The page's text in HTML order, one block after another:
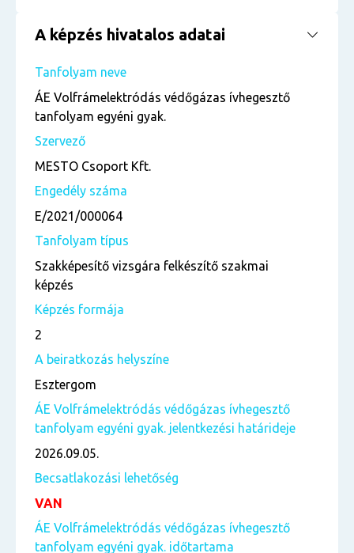
A képzés hivatalos adatai
Tanfolyam neve
ÁE Volfrámelektródás védőgázas ívhegesztő
tanfolyam egyéni gyak.
Szervező
MESTO Csoport Kft.
Engedély száma
E/2021/000064
Tanfolyam típus
Szakképesítő vizsgára felkészítő szakmai
képzés
Képzés formája
2
A beiratkozás helyszíne
Esztergom
ÁE Volfrámelektródás védőgázas ívhegesztő
tanfolyam egyéni gyak. jelentkezési határideje
2026.09.05.
Becsatlakozási lehetőség
VAN
ÁE Volfrámelektródás védőgázas ívhegesztő
tanfolyam egyéni gyak. időtartama